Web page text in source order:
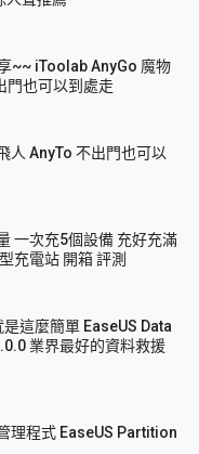
~~ iToolab AnyGo 魔物
門也可以到處走
人 AnyTo 不出門也可以
一次充5個設備 充好充滿
充電站 開箱 評測
這麼簡單 EaseUS Data
業界最好的資料救援
理程式 EaseUS Partition